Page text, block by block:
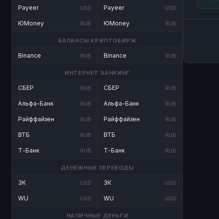
Payeer USD
ЮMoney RUB
Payeer USD
ЮMoney RUB
БАЛАНСЫ КРИПТОБИРЖ
Binance RUB Binance RUB
ИНТЕРНЕТ БАНКИНГ
СБЕР RUB
Альфа-Банк RUB
Райффайзен RUB
ВТБ RUB
Т-Банк RUB
СБЕР RUB
Альфа-Банк RUB
Райффайзен RUB
ВТБ RUB
Т-Банк RUB
ДЕНЕЖНЫЕ ПЕРЕВОДЫ
ЗК USD
WU USD
ЗК USD
WU USD
НАЛИЧНЫЕ ДЕНЬГИ